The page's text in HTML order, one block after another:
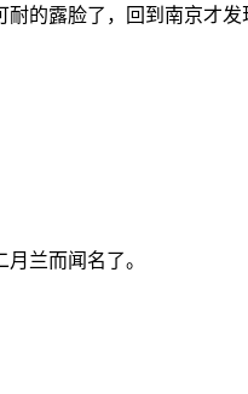
的露脸了，回到南京才
兰而闻名了。